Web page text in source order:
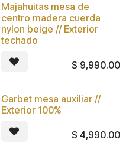
Majahuitas mesa de
centro madera cuerda
nylon beige // Exterior
techado
$ 9,990.00
Garbet mesa auxiliar //
Exterior 100%
$ 4,990.00